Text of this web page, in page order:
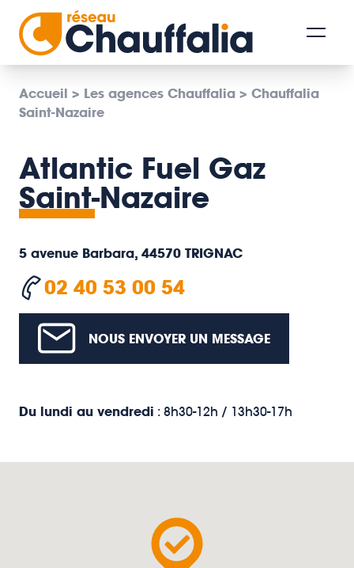
Accueil > Les agences Chauffalia > Chauffalia
Saint-Nazaire
Atlantic Fuel Gaz
Saint-Nazaire
5 avenue Barbara, 44570 TRIGNAC
02 40 53 00 54
NOUS ENVOYER UN MESSAGE
Du lundi au vendredi : 8h30-12h / 13h30-17h